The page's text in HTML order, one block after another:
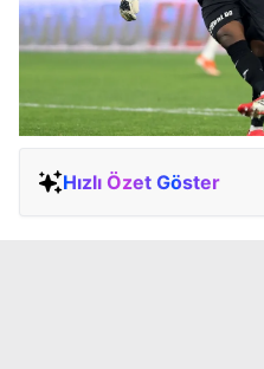
Hızlı Özet Göster